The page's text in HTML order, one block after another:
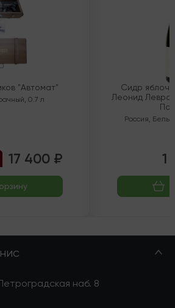
"Автомат"
, 0.7 л
17 400 ₽
Сидр
Леонид
Россия, Белый
1
наб. 8